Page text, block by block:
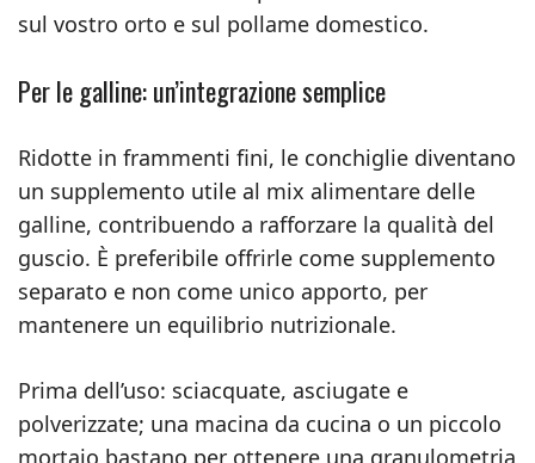
sul vostro orto e sul pollame domestico.
Per le galline: un’integrazione semplice
Ridotte in frammenti fini, le conchiglie diventano
un supplemento utile al mix alimentare delle
galline, contribuendo a rafforzare la qualità del
guscio. È preferibile offrirle come supplemento
separato e non come unico apporto, per
mantenere un equilibrio nutrizionale.
Prima dell’uso: sciacquate, asciugate e
polverizzate; una macina da cucina o un piccolo
mortaio bastano per ottenere una granulometria